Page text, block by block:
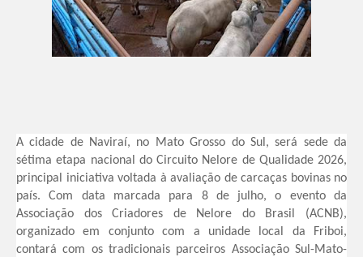
A cidade de Naviraí, no Mato Grosso do Sul, será sede da
sétima etapa nacional do Circuito Nelore de Qualidade 2026,
principal iniciativa voltada à avaliação de carcaças bovinas no
país. Com data marcada para 8 de julho, o evento da
Associação dos Criadores de Nelore do Brasil (ACNB),
organizado em conjunto com a unidade local da Friboi,
contará com os tradicionais parceiros Associação Sul-Mato-